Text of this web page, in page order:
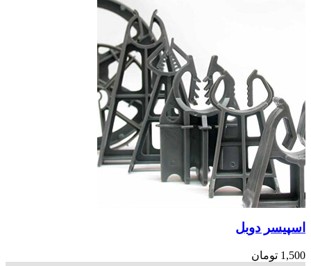
اسپیسر دوبل
1,500 تومان